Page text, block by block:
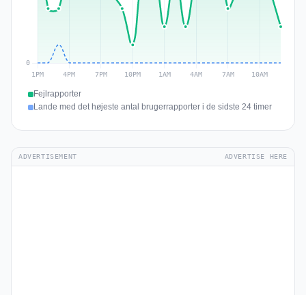
Fejlrapporter
Lande med det højeste antal brugerrapporter i de sidste 24 timer
ADVERTISEMENT ADVERTISE HERE